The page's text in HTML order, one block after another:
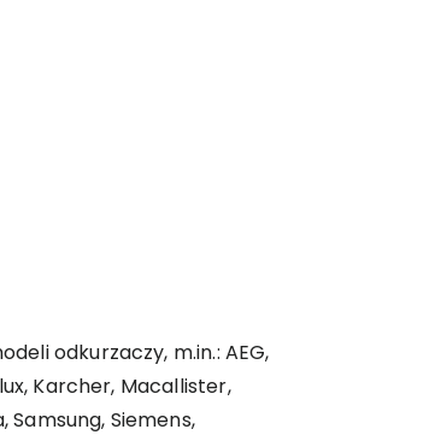
odkurzaczy, m.in.: AEG,
Karcher, Macallister,
Samsung, Siemens,